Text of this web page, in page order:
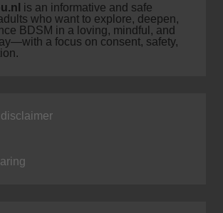
is an informative and safe
who want to explore, deepen,
BDSM in a loving, mindful, and
a focus on consent, safety,